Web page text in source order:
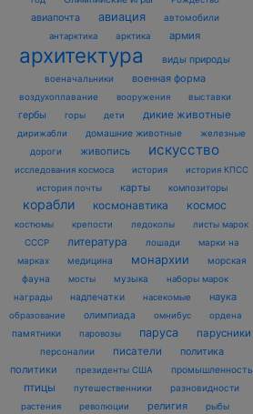
авиапочта авиация автомобили
антарктика арктика армия
архитектура виды природы
военачальники военная форма
воздухоплавание вооружения выставки
гербы горы дети дикие животные
дирижабли домашние животные
железные
дороги
живопись искусство
исследования космоса история
история КПСС
история почты
карты композиторы
корабли космонавтика космос
костюмы крепости ледоколы
листы марок
СССР
литература лошади
марки на
марках
медицина монархии
морская
фауна
мосты музыка наборы марок
награды надпечатки насекомые наука
образование олимпиада омнибус ордена
памятники паровозы паруса парусники
персоналии писатели
политика
политики
президенты США промышленность
птицы путешественники разновидности
растения революции религия рыбы